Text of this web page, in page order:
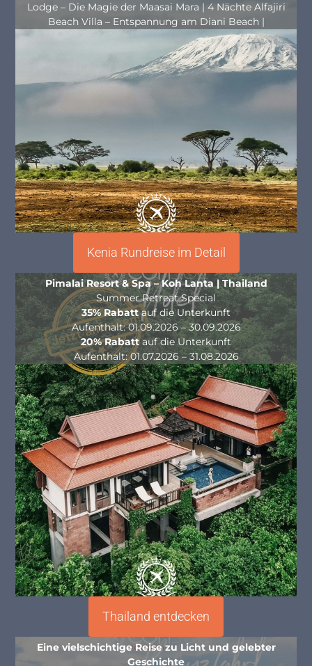
Lodge – Die Magie der Maasai Mara | 4 Nächte Alfajiri
Beach Villa – Entspannung am Diani Beach |
Kenia Rundreise im Detail
Pimalai Resort & Spa – Koh Lanta | Thailand
Summer Retreat Special
35% Rabattauf die Unterkunft
Aufenthalt: 01.09.2026 – 30.09.2026
20% Rabattauf die Unterkunft
Aufenthalt: 01.07.2026 – 31.08.2026
Thailand entdecken
Eine vielschichtige Reise zu Licht und gelebter
Geschichte